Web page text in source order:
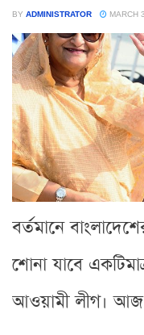
BY ADMINISTRATOR MARCH
বর্তমানে
শোনা যাবে
আওয়ামী লীগ। আজ